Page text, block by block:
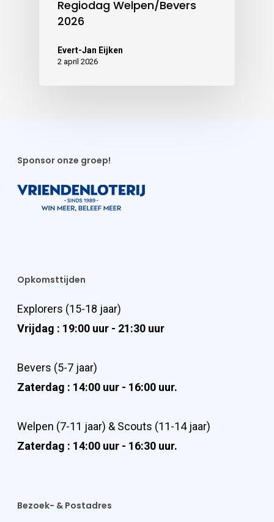
Regiodag Welpen/Bevers
2026
Evert-Jan Eijken
2 april 2026
Sponsor onze groep!
Opkomsttijden
Explorers (15-18 jaar)
Vrijdag : 19:00 uur - 21:30 uur
Bevers (5-7 jaar)
Zaterdag : 14:00 uur - 16:00 uur.
Welpen (7-11 jaar) & Scouts (11-14 jaar)
Zaterdag : 14:00 uur - 16:30 uur.
Bezoek- & Postadres